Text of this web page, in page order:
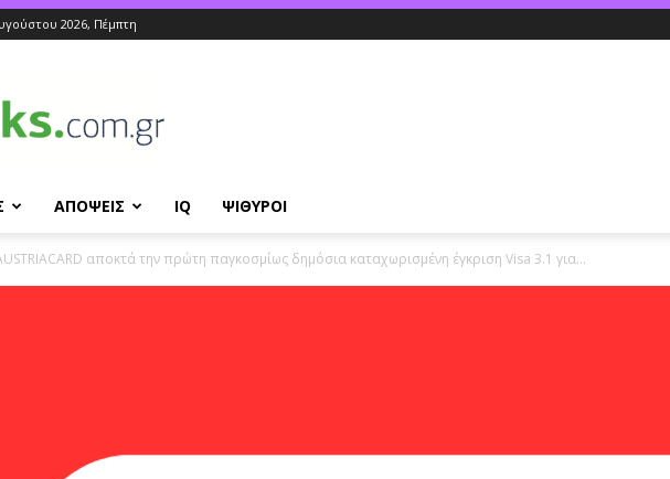
2026, Πέμπτη
ΑΠΟΨΕΙΣ IQ ΨΙΘΥΡΟΙ
αποκτά την πρώτη παγκοσμίως δημόσια καταχωρισμένη έγκριση Visa 3.1 για...